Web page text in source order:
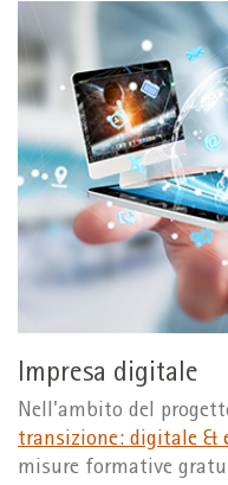
Impresa digitale
Nell'ambito del
transizione: digitale &
misure formative